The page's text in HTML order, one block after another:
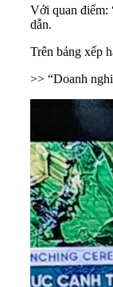
Với quan điểm:
dẫn.
Trên bảng xếp
>> “Doanh